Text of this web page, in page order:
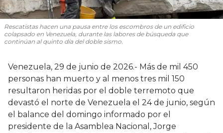
Rescatistas hacen una pausa entre los escombros de un edificio
colapsado en Venezuela, durante las labores de búsqueda que
continúan al quinto día del doble sismo.
Venezuela, 29 de junio de 2026.- Más de mil 450
personas han muerto y al menos tres mil 150
resultaron heridas por el doble terremoto que
devastó el norte de Venezuela el 24 de junio, según
el balance del domingo informado por el
presidente de la Asamblea Nacional, Jorge